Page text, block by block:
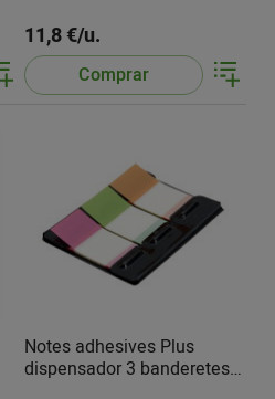
11,8 €/u.
Comprar
Notes adhesives Plus
dispensador 3 banderetes